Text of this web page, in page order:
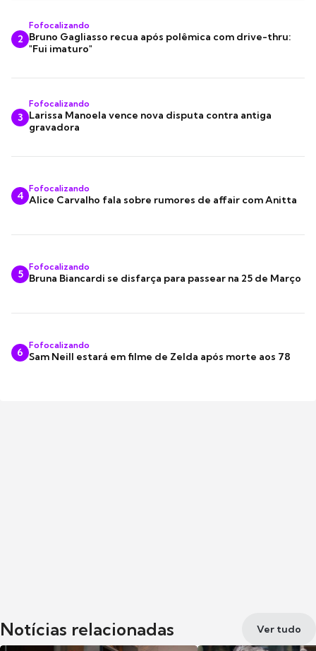
2
Fofocalizando
Bruno Gagliasso recua após polêmica com drive-thru:
"Fui imaturo"
3
Fofocalizando
Larissa Manoela vence nova disputa contra antiga
gravadora
4
Fofocalizando
Alice Carvalho fala sobre rumores de affair com Anitta
5
Fofocalizando
Bruna Biancardi se disfarça para passear na 25 de Março
6
Fofocalizando
Sam Neill estará em filme de Zelda após morte aos 78
Notícias relacionadas Ver tudo